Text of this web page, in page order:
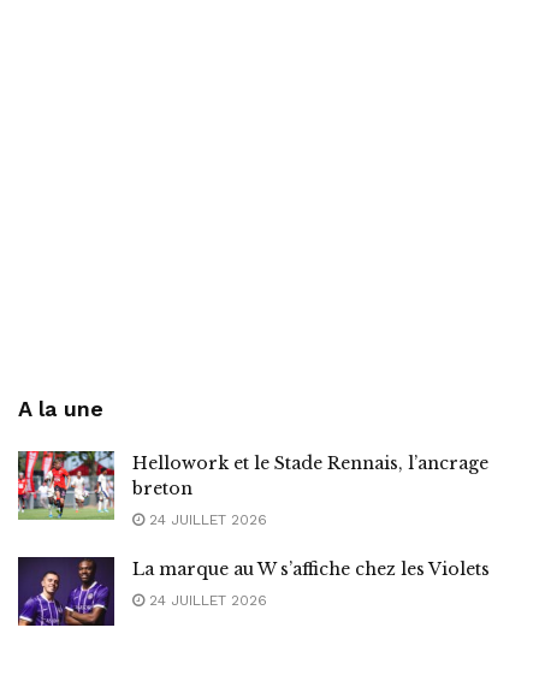
A la une
Hellowork et le Stade Rennais, l’ancrage
breton
24 JUILLET 2026
La marque au W s’affiche chez les Violets
24 JUILLET 2026